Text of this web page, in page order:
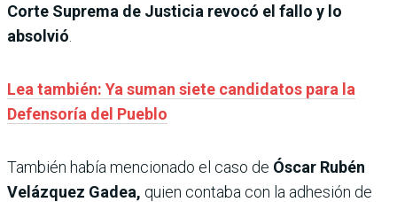
Corte Suprema de Justicia revocó el fallo y lo
absolvió
Lea también: Ya suman siete candidatos para la
Defensoría del Pueblo
También había mencionado el caso de Óscar Rubén
Velázquez Gadea, quien contaba con la adhesión de